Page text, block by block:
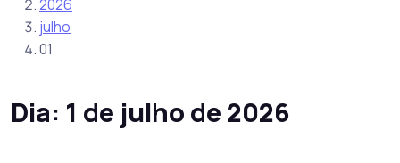
2026
julho
01
Dia: 1 de julho de 2026